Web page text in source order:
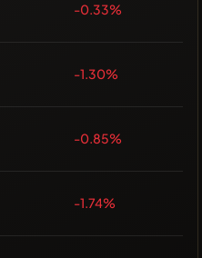
-0.33%
-1.30%
-0.85%
-1.74%